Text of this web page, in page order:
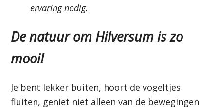
ervaring nodig.
De natuur om Hilversum is zo
mooi!
Je bent lekker buiten, hoort de vogeltjes
fluiten, geniet niet alleen van de bewegingen